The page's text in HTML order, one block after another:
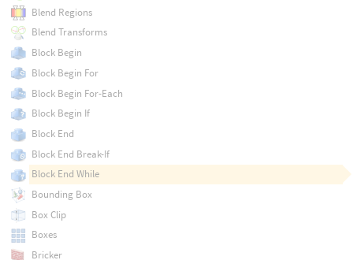
Blend Regions
Blend Transforms
Block Begin
Block Begin For
Block Begin For-Each
Block Begin If
Block End
Block End Break-If
Block End While
Bounding Box
Box Clip
Boxes
Bricker